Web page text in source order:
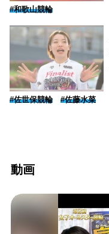
#和歌山競輪
#佐世保競輪 #佐藤水菜
動画